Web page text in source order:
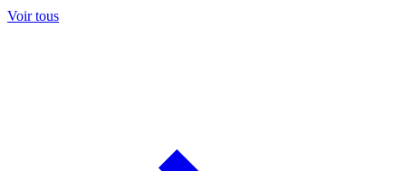
Voir tous